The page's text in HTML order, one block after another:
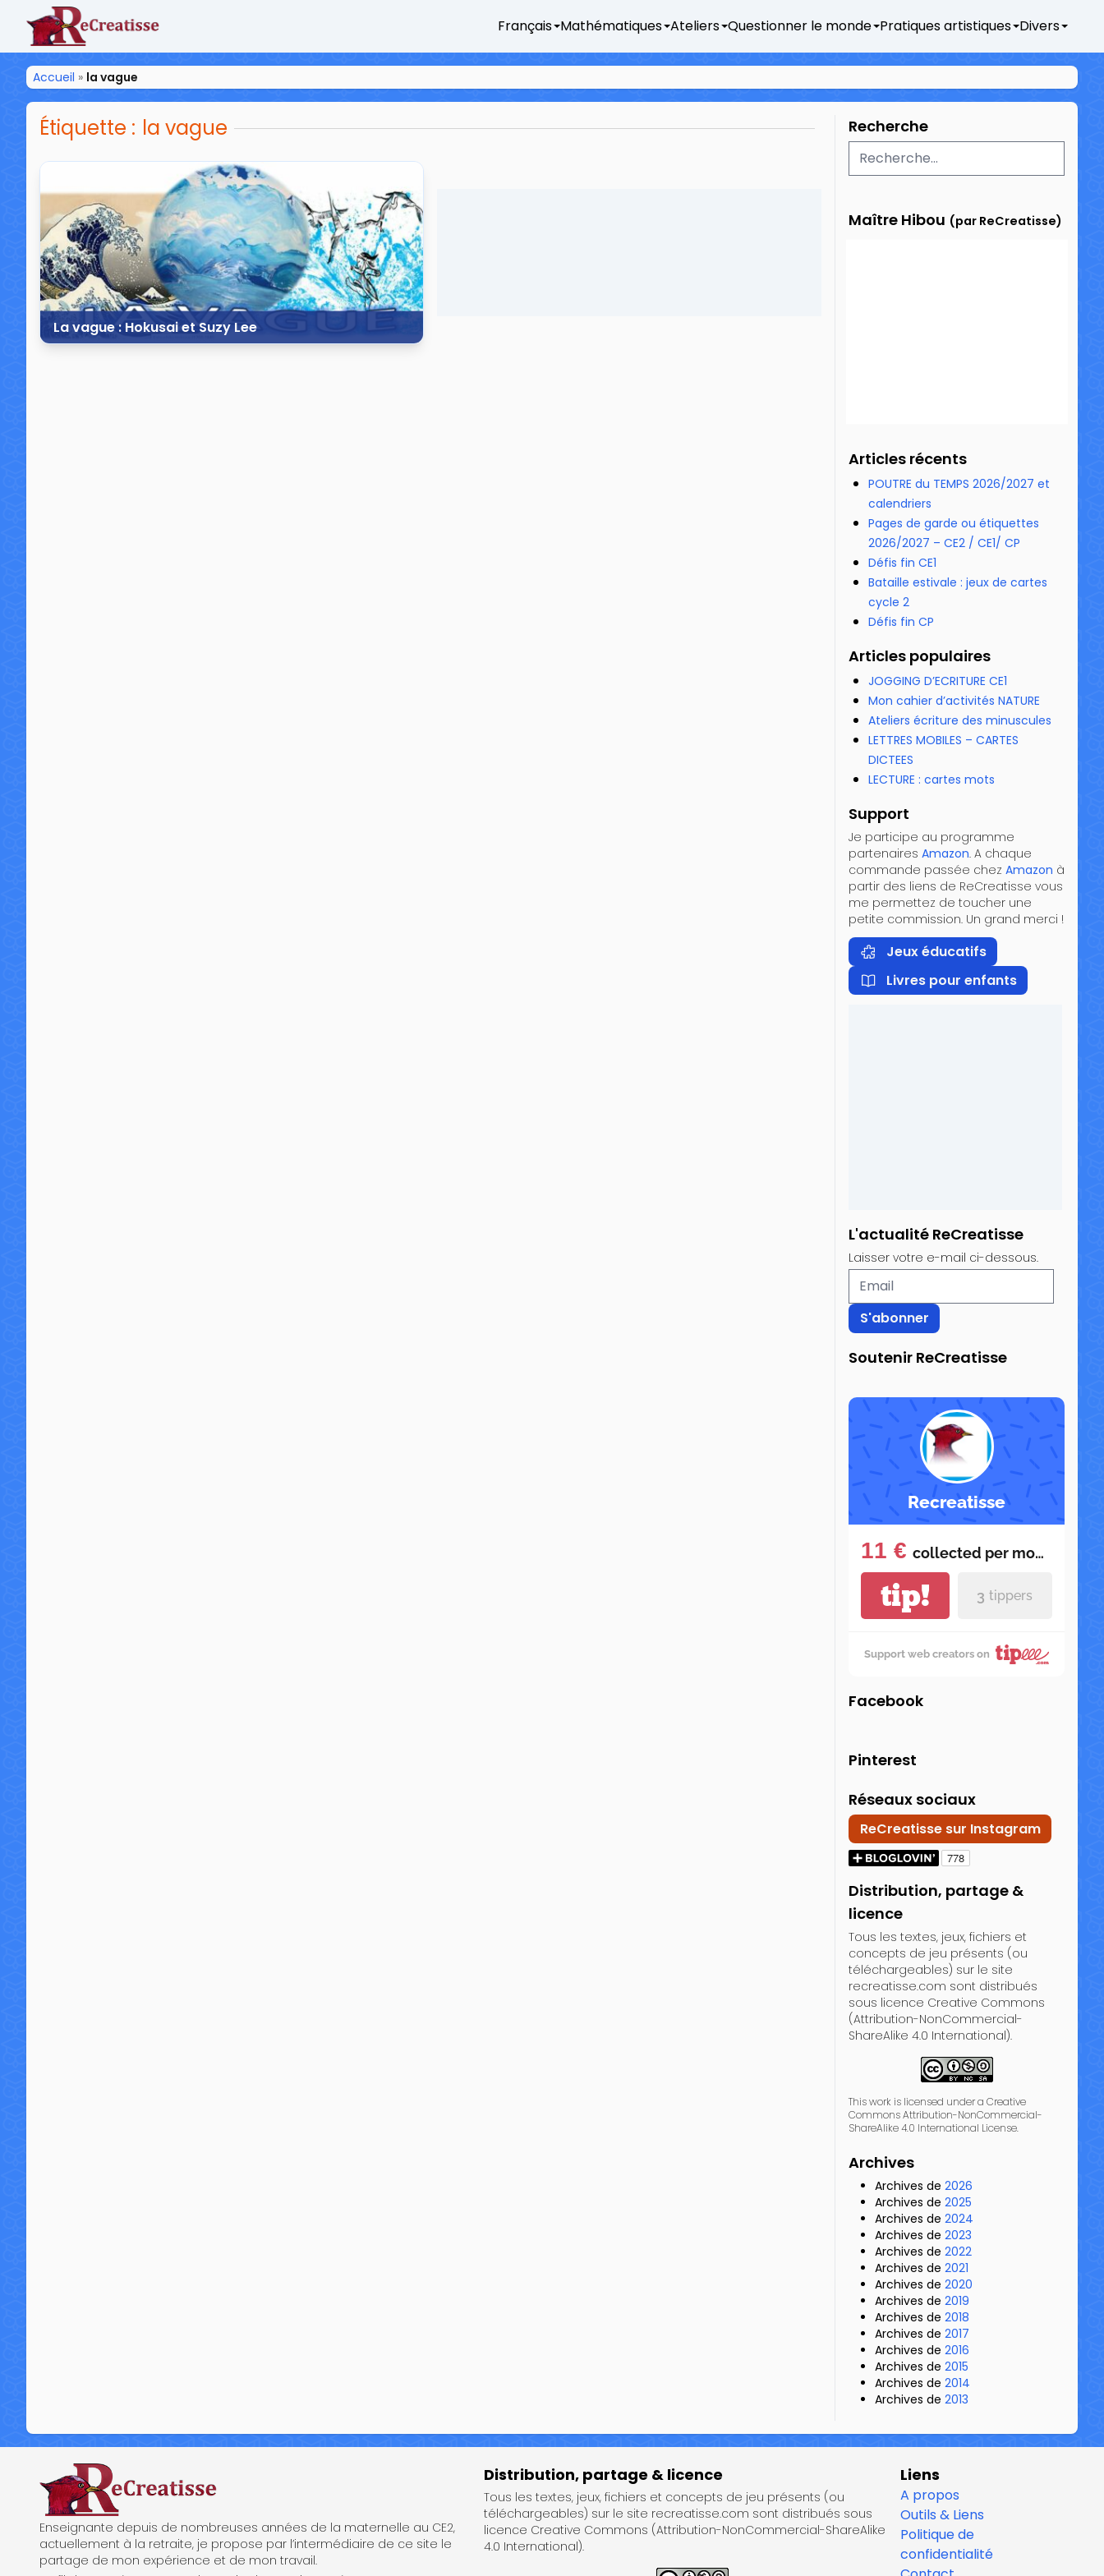
ReCreatisse
Français Mathématiques Ateliers Questionner le monde Pratiques artistiques Divers
Accueil » la vague
Étiquette : la vague
La vague : Hokusai et Suzy Lee
Recherche
Maître Hibou (par ReCreatisse)
Articles récents
POUTRE du TEMPS 2026/2027 et
calendriers
Pages de garde ou étiquettes
2026/2027 – CE2 / CE1/ CP
Défis fin CE1
Bataille estivale : jeux de cartes
cycle 2
Défis fin CP
Articles populaires
JOGGING D’ECRITURE CE1
Mon cahier d’activités NATURE
Ateliers écriture des minuscules
LETTRES MOBILES – CARTES
DICTEES
LECTURE : cartes mots
Support
Je participe au programme
partenaires Amazon. A chaque
commande passée chez Amazon à
partir des liens de ReCreatisse vous
me permettez de toucher une
petite commission. Un grand merci !
Jeux éducatifs
Livres pour enfants
L'actualité ReCreatisse
Laisser votre e-mail ci-dessous.
Soutenir ReCreatisse
Recreatisse
11 € collected per month
tip! 3 tippers
Support web creators on
Facebook
Pinterest
Réseaux sociaux
ReCreatisse sur Instagram
Distribution, partage &
licence
Tous les textes, jeux, fichiers et
concepts de jeu présents (ou
téléchargeables) sur le site
recreatisse.com sont distribués
sous licence Creative Commons
(Attribution-NonCommercial-
ShareAlike 4.0 International).
This work is licensed under a Creative
Commons Attribution-NonCommercial-
ShareAlike 4.0 International License.
Archives
Archives de 2026
Archives de 2025
Archives de 2024
Archives de 2023
Archives de 2022
Archives de 2021
Archives de 2020
Archives de 2019
Archives de 2018
Archives de 2017
Archives de 2016
Archives de 2015
Archives de 2014
Archives de 2013
ReCreatisse
Enseignante depuis de nombreuses années de la maternelle au CE2,
actuellement à la retraite, je propose par l’intermédiaire de ce site le
partage de mon expérience et de mon travail.
Distribution, partage & licence
Tous les textes, jeux, fichiers et concepts de jeu présents (ou
téléchargeables) sur le site recreatisse.com sont distribués sous
licence Creative Commons (Attribution-NonCommercial-ShareAlike
4.0 International).
Liens
A propos
Outils & Liens
Politique de
confidentialité